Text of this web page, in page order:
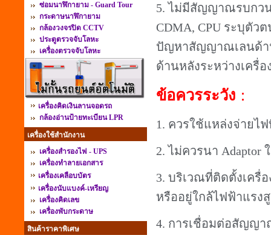
ซ่อมนาฬิกายาม - Guard Tour
กระดาษนาฬิกายาม
กล้องวงจรปิด CCTV
ประตูตรวจจับโลหะ
เครื่องตรวจจับโลหะ
เครื่องคิดเงินลานจอดรถ
กล้องอ่านป้ายทะเบียน LPR
เครื่องใช้สำนักงาน
เครื่องสำรองไฟ - UPS
เครื่องทำลายเอกสาร
เครื่องเคลือบบัตร
เครื่องนับแบงค์-เหรียญ
เครื่องคิดเลข
เครื่องพับกระดาษ
สินค้าราคาพิเศษ
5.ไม่มีสัญญาณรบกวน
CDMA, CPU ระบุตัว
ปัญหาสัญญาณเลนด้า
ด้านหลังระหว่างเครื่อ
ข้อควรระวัง ：
1. ควรใช้แหล่งจ่ายไ
2.ไม่ควรนา Adaptor
3. บริเวณที่ติดตั้งเครื่
หรืออยู่ใกล้ไฟฟ้าแรง
4. การเชื่อมต่อสัญญ